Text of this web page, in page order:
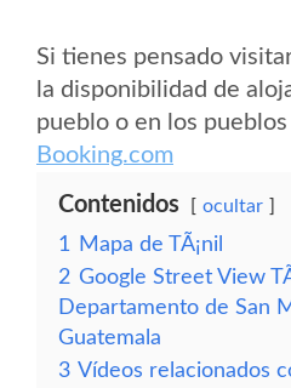
Si tienes pensado
la disponibilidad de
pueblo o en los
Booking.com
Contenidos ocultar
1
Mapa de TÃ¡nil
2 Google Street View
Departamento de San
Guatemala
3 Vídeos relacionados